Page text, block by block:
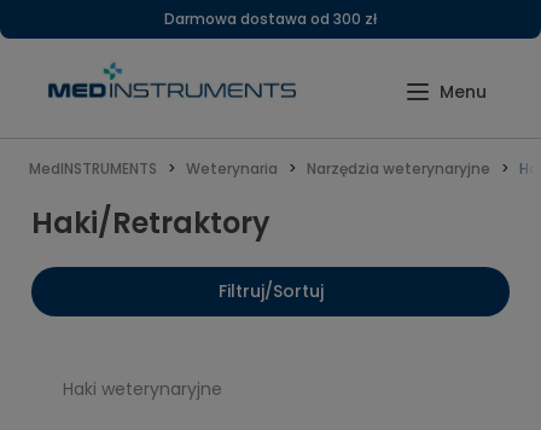
Darmowa dostawa od 300 zł
MedINSTRUMENTS Weterynaria Narzędzia weterynaryjne
Haki/Retraktory
Filtruj/Sortuj
Haki weterynaryjne